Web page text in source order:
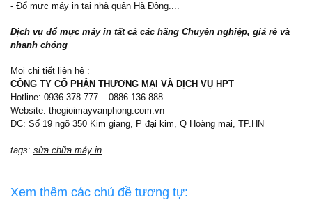
- Đổ mực máy in tại nhà quận Hà Đông....
Dịch vụ đổ mực máy in tất cả các hãng Chuyên nghiệp, giá rẻ và
nhanh chóng
Mọi chi tiết liên hệ :
CÔNG TY CỔ PHẬN THƯƠNG MẠI VÀ DỊCH VỤ HPT
Hotline: 0936.378.777 – 0886.136.888
Website: thegioimayvanphong.com.vn
ĐC: Số 19 ngõ 350 Kim giang, P đại kim, Q Hoàng mai, TP.HN
tags: sửa chữa máy in
Xem thêm các chủ đề tương tự: